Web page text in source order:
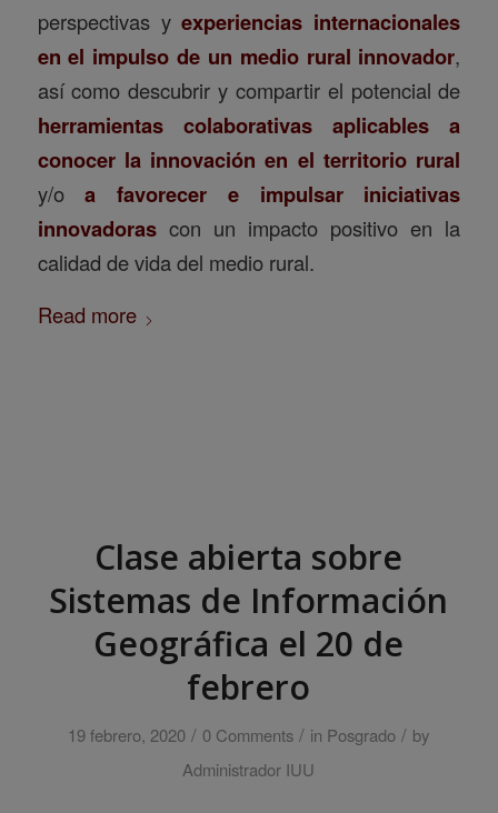
perspectivas yexperiencias internacionales
en el impulso de un medio rural innovador,
así como descubrir y compartir el potencial de
herramientas colaborativas aplicables a
conocer la innovación en el territorio rural
y/oa favorecer e impulsar iniciativas
innovadorascon un impacto positivo en la
calidad de vida del medio rural.
Read more
Clase abierta sobre
Sistemas de Información
Geográfica el 20 de
febrero
19 febrero, 2020 / 0 Comments / in Posgrado / by
Administrador IUU